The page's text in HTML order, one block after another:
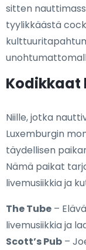
sitten
tyylikkäästä
Kodikkaat
Niille, jotka
Luxemburgin
täydellisen
Nämä paikat
livemusiikkia ja
The Tube –
livemusiikkia ja
Scott’s Pub –